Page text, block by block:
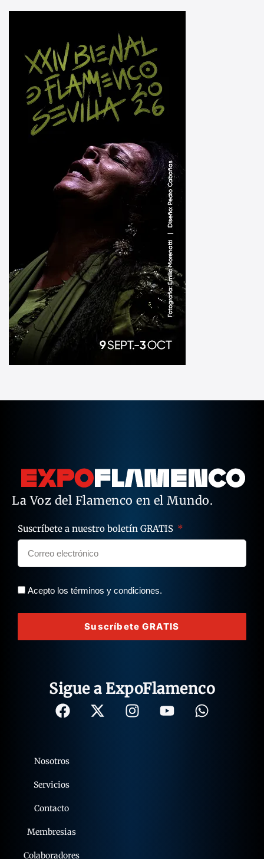
La Voz del Flamenco en el Mundo.
Suscríbete a nuestro boletín GRATIS
Acepto los términos y condiciones.
Suscríbete GRATIS
Sigue a ExpoFlamenco
Nosotros
Servicios
Contacto
Membresias
Colaboradores